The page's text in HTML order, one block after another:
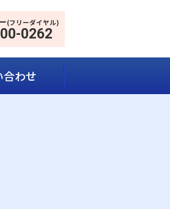
(フリーダイヤル)
0262
合わせ